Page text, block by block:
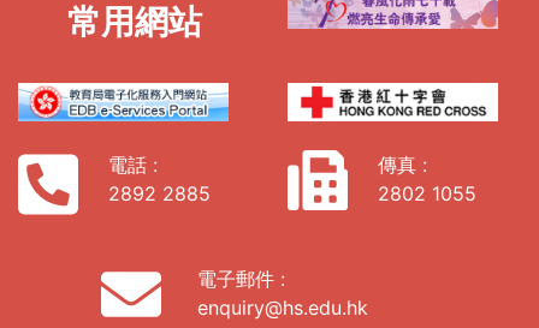
常用網站
電話 :
2892 2885
傳真 :
2802 1055
電子郵件 :
enquiry@hs.edu.hk